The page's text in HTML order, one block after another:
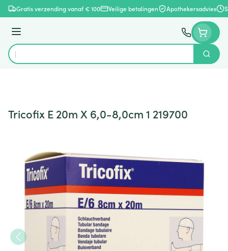
Ga naar de inhoud
Gratis verzending vanaf € 100 Veilige betalingen Apothekersadvies
Menu
Product, merk, categorie...
Zoek
Tricofix E 20m X 6,0-8,0cm 1 219700